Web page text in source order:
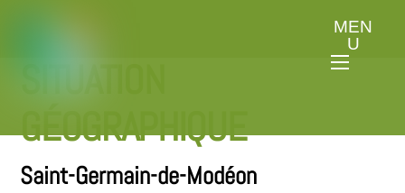
Menu
SITUATION
GÉOGRAPHIQUE
Saint-Germain-de-Modéon